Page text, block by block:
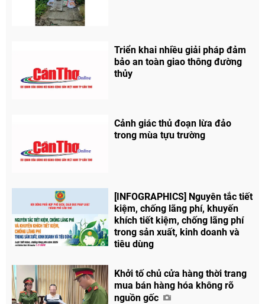
Chia sẻ
Facebook
Triển khai nhiều giải pháp đảm
bảo an toàn giao thông đường
thủy
Cảnh giác thủ đoạn lừa đảo
trong mùa tựu trường
[INFOGRAPHICS] Nguyên tắc tiết
kiệm, chống lãng phí, khuyến
khích tiết kiệm, chống lãng phí
trong sản xuất, kinh doanh và
tiêu dùng
Khởi tố chủ cửa hàng thời trang
mua bán hàng hóa không rõ
nguồn gốc